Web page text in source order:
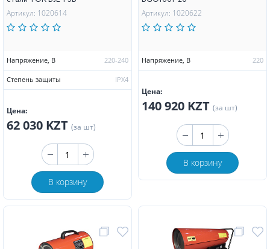
Артикул: 1020614
Напряжение, В 220-240
Степень защиты IPX4
Цена:
62 030 KZT (за шт)
В корзину
Артикул: 1020622
Напряжение, В 220
Цена:
140 920 KZT (за шт)
В корзину